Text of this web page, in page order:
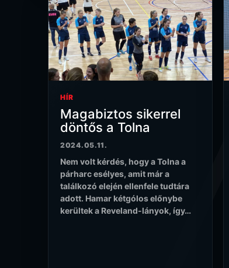
HÍR
Magabiztos sikerrel
döntős a Tolna
2024.05.11.
Nem volt kérdés, hogy a Tolna a
párharc esélyes, amit már a
találkozó elején ellenfele tudtára
adott. Hamar kétgólos előnybe
kerültek a Reveland-lányok, így…